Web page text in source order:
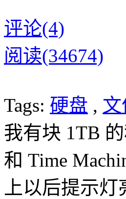
评论(4)
阅读(34674)
Tags: 硬盘 ,
我有块 1TB
和 Time
上以后提示